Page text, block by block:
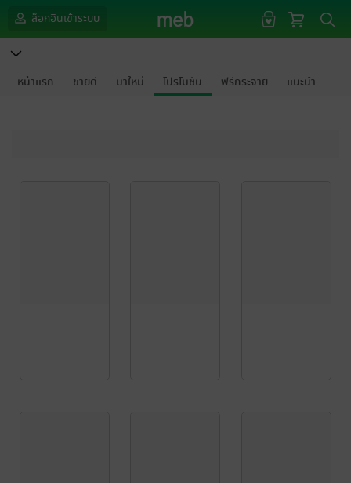
ล็อกอินเข้าระบบ
หน้าแรก ขายดี มาใหม่ โปรโมชัน ฟรีกระจาย แนะนำ